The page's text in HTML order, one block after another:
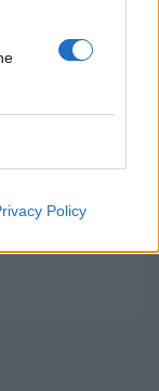
Policy
με την